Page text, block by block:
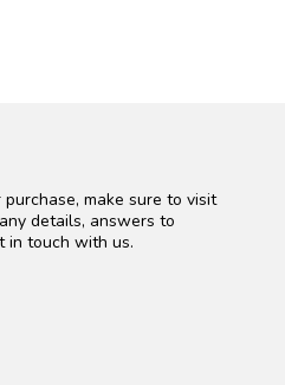
make sure to visit
details, answers to
in touch with us.